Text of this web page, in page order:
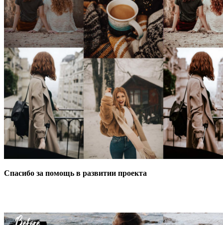
Спасибо за помощь в развитии проекта